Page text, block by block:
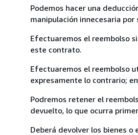
Podemos hacer una
manipulación innecesaria por
Efectuaremos el reembolso
este contrato.
Efectuaremos el reembolso
expresamente lo contrario;
Podremos retener el
devuelto, lo que ocurra
Deberá devolver los bienes o